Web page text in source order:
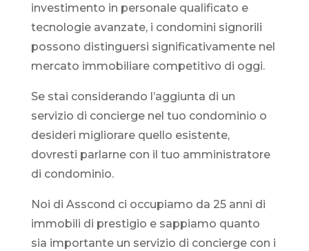
investimento in personale qualificato e
tecnologie avanzate, i condomini signorili
possono distinguersi significativamente nel
mercato immobiliare competitivo di oggi.
Se stai considerando l’aggiunta di un
servizio di concierge nel tuo condominio o
desideri migliorare quello esistente,
dovresti parlarne con il tuo amministratore
di condominio.
Noi di Asscond ci occupiamo da 25 anni di
immobili di prestigio e sappiamo quanto
sia importante un servizio di concierge con i